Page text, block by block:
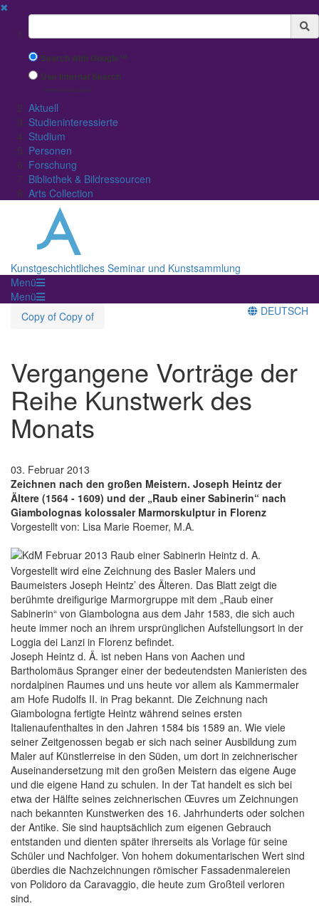
✖
Suchbegriff
Search with Google™
Use Internal Search
(limited result quality)
Aktuell
Studieninteressierte
Studium
Personen
Forschung
Bibliothek & Bildressourcen
Arts Collection
Kunstgeschichtliches Seminar und Kunstsammlung
Menü
Menü
Copy of Copy of
DEUTSCH
Vergangene Vorträge der
Reihe Kunstwerk des
Monats
03. Februar 2013
Zeichnen nach den großen Meistern. Joseph Heintz der
Ältere (1564 - 1609) und der „Raub einer Sabinerin“ nach
Giambolognas kolossaler Marmorskulptur in Florenz
Vorgestellt von: Lisa Marie Roemer, M.A.
Vorgestellt wird eine Zeichnung des Basler Malers und
Baumeisters Joseph Heintz’ des Älteren. Das Blatt zeigt die
berühmte dreifigurige Marmorgruppe mit dem „Raub einer
Sabinerin“ von Giambologna aus dem Jahr 1583, die sich auch
heute immer noch an ihrem ursprünglichen Aufstellungsort in der
Loggia dei Lanzi in Florenz befindet.
Joseph Heintz d. Ä. ist neben Hans von Aachen und
Bartholomäus Spranger einer der bedeutendsten Manieristen des
nordalpinen Raumes und uns heute vor allem als Kammermaler
am Hofe Rudolfs II. in Prag bekannt. Die Zeichnung nach
Giambologna fertigte Heintz während seines ersten
Italienaufenthaltes in den Jahren 1584 bis 1589 an. Wie viele
seiner Zeitgenossen begab er sich nach seiner Ausbildung zum
Maler auf Künstlerreise in den Süden, um dort in zeichnerischer
Auseinandersetzung mit den großen Meistern das eigene Auge
und die eigene Hand zu schulen. In der Tat handelt es sich bei
etwa der Hälfte seines zeichnerischen Œuvres um Zeichnungen
nach bekannten Kunstwerken des 16. Jahrhunderts oder solchen
der Antike. Sie sind hauptsächlich zum eigenen Gebrauch
entstanden und dienten später ihrerseits als Vorlage für seine
Schüler und Nachfolger. Von hohem dokumentarischen Wert sind
überdies die Nachzeichnungen römischer Fassadenmalereien
von Polidoro da Caravaggio, die heute zum Großteil verloren
sind.